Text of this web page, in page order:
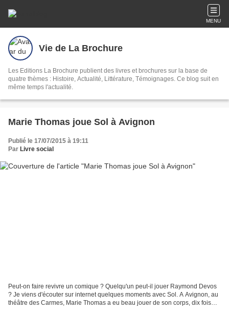
MENU
Vie de La Brochure
Les Editions La Brochure publient des livres et brochures sur la base de
quatre thèmes : Histoire, Actualité, Littérature, Témoignages. Ce blog suit en
même temps l'actualité.
Marie Thomas joue Sol à Avignon
Publié le 17/07/2015 à 19:11
Par Livre social
Peut-on faire revivre un comique ? Quelqu'un peut-il jouer Raymond Devos
? Je viens d'écouter sur internet quelques moments avec Sol. A Avignon, au
théâtre des Carmes, Marie Thomas a eu beau jouer de son corps, dix fois